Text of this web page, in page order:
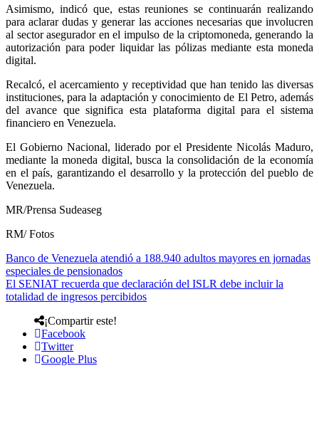
Asimismo, indicó que, estas reuniones se continuarán realizando
para aclarar dudas y generar las acciones necesarias que involucren
al sector asegurador en el impulso de la criptomoneda, generando la
autorización para poder liquidar las pólizas mediante esta moneda
digital.
Recalcó, el acercamiento y receptividad que han tenido las diversas
instituciones, para la adaptación y conocimiento de El Petro, además
del avance que significa esta plataforma digital para el sistema
financiero en Venezuela.
El Gobierno Nacional, liderado por el Presidente Nicolás Maduro,
mediante la moneda digital, busca la consolidación de la economía
en el país, garantizando el desarrollo y la protección del pueblo de
Venezuela.
MR/Prensa Sudeaseg
RM/ Fotos
Banco de Venezuela atendió a 188.940 adultos mayores en jornadas
especiales de pensionados
El SENIAT recuerda que declaración del ISLR debe incluir la
totalidad de ingresos percibidos
¡Compartir este!
Facebook
Twitter
Google Plus